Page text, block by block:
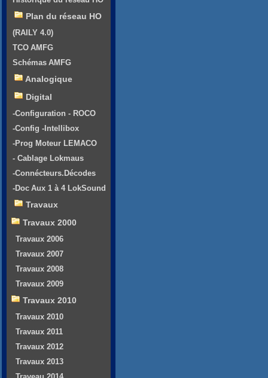
Plan du réseau HO
(RAILY 4.0)
TCO AMFG
Schémas AMFG
Analogique
Digital
-Configuration - ROCO
-Config -Intellibox
-Prog Moteur LEMACO
- Cablage Lokmaus
-Connécteurs.Décodes
-Doc Aux 1 à 4 LokSound
Travaux
Travaux 2000
Travaux 2006
Travaux 2007
Travaux 2008
Travaux 2009
Travaux 2010
Travaux 2010
Travaux 2011
Travaux 2012
Travaux 2013